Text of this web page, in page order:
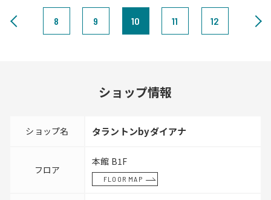
8 9 10 11 12
ショップ情報
ショップ名 タラントンbyダイアナ
フロア
本館 B1F
FLOOR MAP